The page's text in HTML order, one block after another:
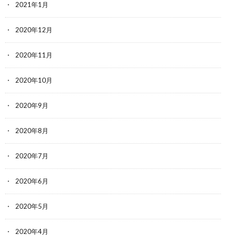
2021年1月
2020年12月
2020年11月
2020年10月
2020年9月
2020年8月
2020年7月
2020年6月
2020年5月
2020年4月